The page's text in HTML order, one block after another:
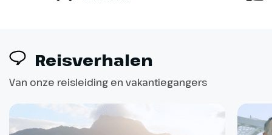
Reisverhalen
Van onze reisleiding en vakantiegangers